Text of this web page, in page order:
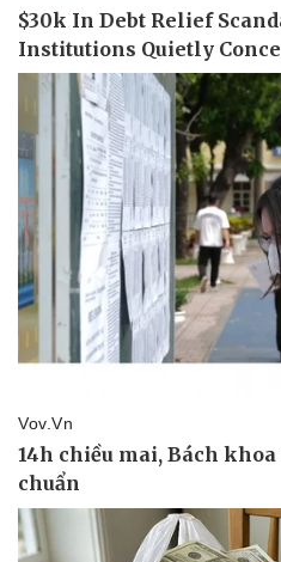
Thể thao
Bóng đá
Lịch thi đấu bóng đá
Thế giới thể thao
Hậu trường